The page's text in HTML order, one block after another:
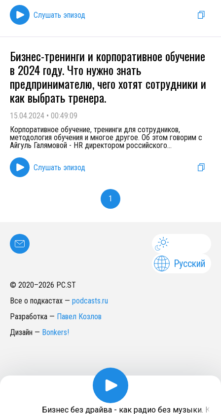
Слушать эпизод
Бизнес-тренинги и корпоративное обучение
в 2024 году. Что нужно знать
предпринимателю, чего хотят сотрудники и
как выбрать тренера.
15.04.2024 • 00:49:09
Корпоративное обучение, тренинги для сотрудников,
методология обучения и многое другое. Об этом говорим с
Айгуль Галямовой - HR директором российского...
Слушать эпизод
1
Русский
© 2020–2026 PC.ST
Все о подкастах — podcasts.ru
Разработка — Павел Козлов
Дизайн — Bonkers!
Бизнес без драйва - как радио без музыки. Как